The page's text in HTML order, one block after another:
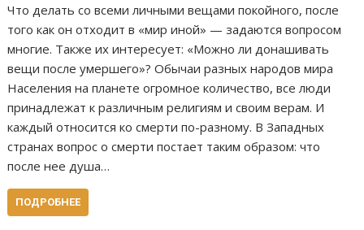
Что делать со всеми личными вещами покойного, после
того как он отходит в «мир иной» — задаются вопросом
многие. Также их интересует: «Можно ли донашивать
вещи после умершего»? Обычаи разных народов мира
Населения на планете огромное количество, все люди
принадлежат к различным религиям и своим верам. И
каждый относится ко смерти по-разному. В Западных
странах вопрос о смерти постает таким образом: что
после нее душа…
ПОДРОБНЕЕ